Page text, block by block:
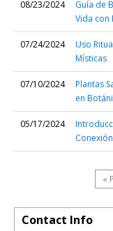
08/23/2024
Guía de
Vida con
07/24/2024
Uso
Místicas
07/10/2024
Plantas
en
05/17/2024
«
Contact Info